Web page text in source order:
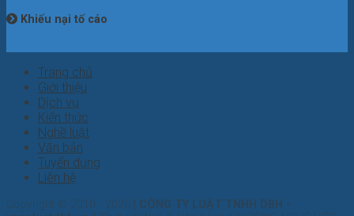
Khiếu nại tố cáo
Trang chủ
Giới thiệu
Dịch vụ
Kiến thức
Nghề luật
Văn bản
Tuyển dụng
Liên hệ
Copyright © 2010 - 2026
| CÔNG TY LUẬT TNHH DBH -